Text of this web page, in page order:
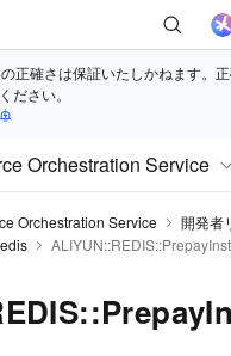
正確さは保証いたしかねます。
ださい。
Orchestration Service
Orchestration Service
開発者